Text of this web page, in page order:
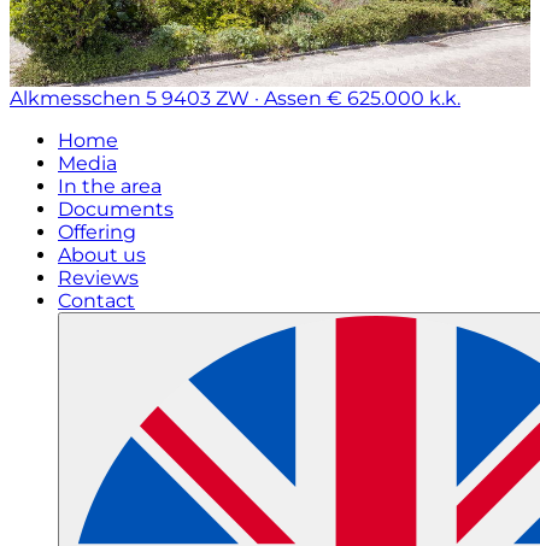
Alkmesschen 5 9403 ZW · Assen € 625.000 k.k.
Home
Media
In the area
Documents
Offering
About us
Reviews
Contact